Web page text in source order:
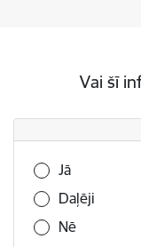
Vai šī
Vai šī
Jā
Daļēji
Nē